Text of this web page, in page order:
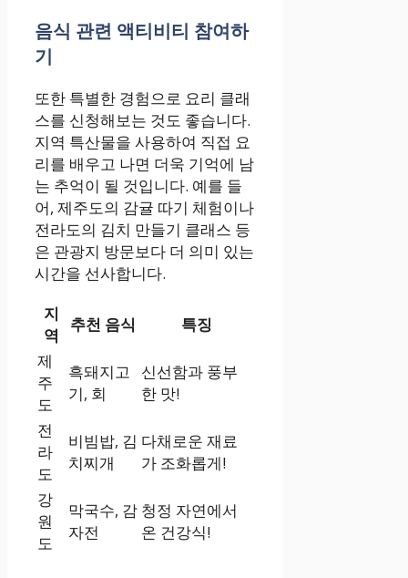
음식 관련 액티비티 참여하
기
또한 특별한 경험으로 요리 클래
스를 신청해보는 것도 좋습니다.
지역 특산물을 사용하여 직접 요
리를 배우고 나면 더욱 기억에 남
는 추억이 될 것입니다. 예를 들
어, 제주도의 감귤 따기 체험이나
전라도의 김치 만들기 클래스 등
은 관광지 방문보다 더 의미 있는
시간을 선사합니다.
지
역
추천 음식
특징
제
주
도
흑돼지고
기, 회
신선함과 풍부
한 맛!
전
라
도
비빔밥, 김
치찌개
다채로운 재료
가 조화롭게!
강
원
도
막국수, 감
자전
청정 자연에서
온 건강식!